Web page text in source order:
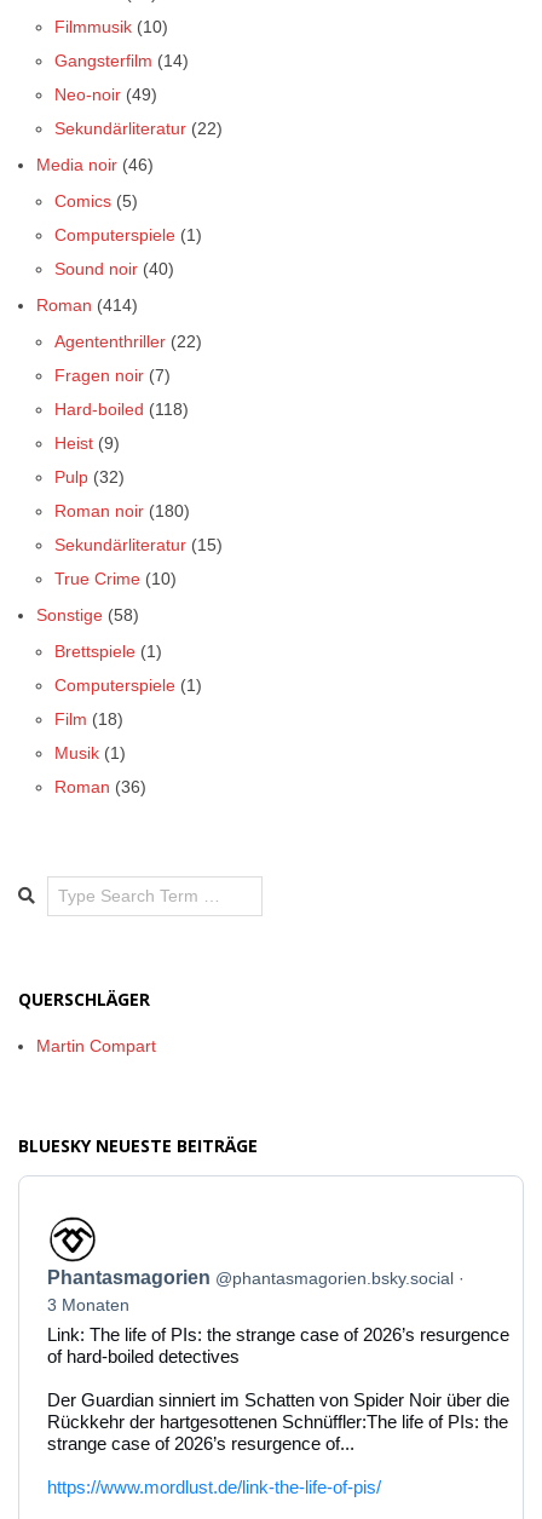
Filmmusik (10)
Gangsterfilm (14)
Neo-noir (49)
Sekundärliteratur (22)
Media noir (46)
Comics (5)
Computerspiele (1)
Sound noir (40)
Roman (414)
Agententhriller (22)
Fragen noir (7)
Hard-boiled (118)
Heist (9)
Pulp (32)
Roman noir (180)
Sekundärliteratur (15)
True Crime (10)
Sonstige (58)
Brettspiele (1)
Computerspiele (1)
Film (18)
Musik (1)
Roman (36)
Search
QUERSCHLÄGER
Martin Compart
BLUESKY NEUESTE BEITRÄGE
Beitrag
von
Phantasmagorien
auf
Bluesky
ansehen
Phantasmagorien @phantasmagorien.bsky.social
3 Monaten
Link: The life of PIs: the strange case of 2026’s resurgence
of hard-boiled detectives
Der Guardian sinniert im Schatten von Spider Noir über die
Rückkehr der hartgesottenen Schnüffler:The life of PIs: the
strange case of 2026’s resurgence of...
https://www.mordlust.de/link-the-life-of-pis/